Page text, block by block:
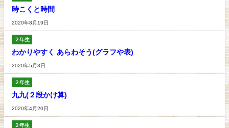
時こくと時間
2020年8月19日
２年生
わかりやすく あらわそう(グラフや表)
2020年5月3日
２年生
九九(２段かけ算)
2020年4月20日
２年生